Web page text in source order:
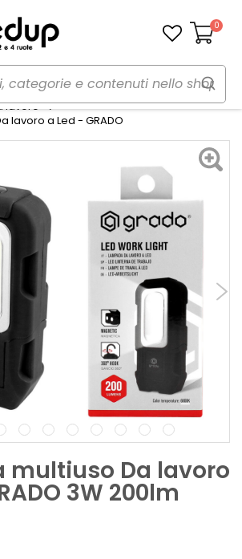
Carrello
0
Utensili, lampade da lavoro e torce
lavoro
lavoro a Led - GRADO
multiuso Da lavoro
3W 200lm